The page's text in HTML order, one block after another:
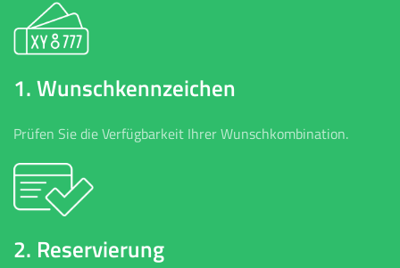
1. Wunschkennzeichen
Prüfen Sie die Verfügbarkeit Ihrer Wunschkombination.
2. Reservierung